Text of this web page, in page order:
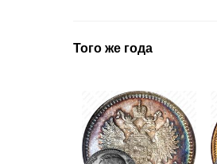
Того же года